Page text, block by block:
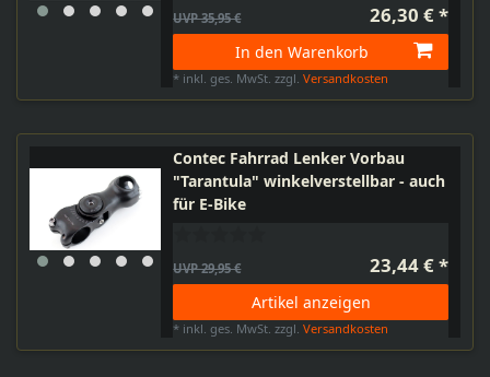
UVP 35,95 € 26,30 € *
In den Warenkorb
* inkl. ges. MwSt. zzgl.Versandkosten
Contec Fahrrad Lenker Vorbau
"Tarantula" winkelverstellbar - auch
für E-Bike
UVP 29,95 € 23,44 € *
Artikel anzeigen
* inkl. ges. MwSt. zzgl.Versandkosten